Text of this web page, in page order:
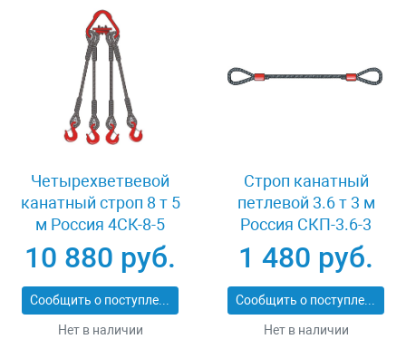
Четырехветвевой
канатный строп 8 т 5
м Россия 4СК-8-5
10 880 руб.
Сообщить о поступлении
Нет в наличии
Строп канатный
петлевой 3.6 т 3 м
Россия СКП-3.6-3
1 480 руб.
Сообщить о поступлении
Нет в наличии